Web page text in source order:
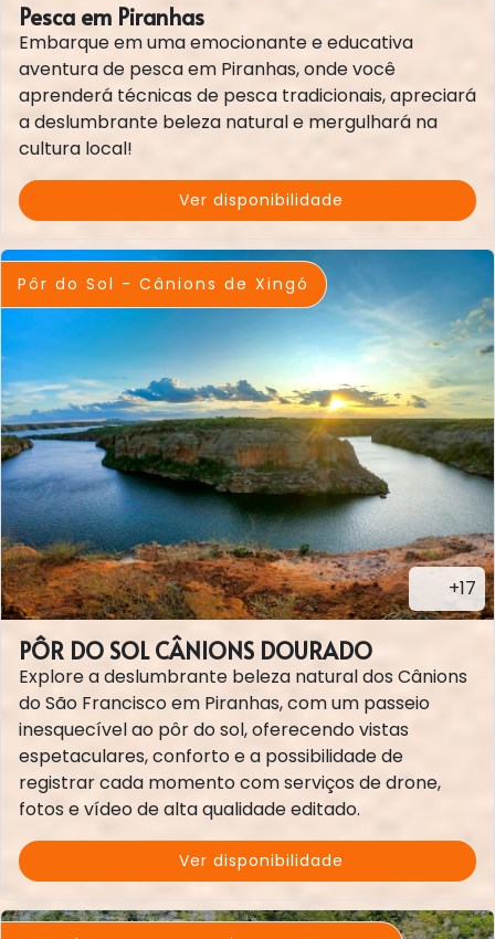
Pesca em Piranhas
Embarque em uma emocionante e educativa
aventura de pesca em Piranhas, onde você
aprenderá técnicas de pesca tradicionais, apreciará
a deslumbrante beleza natural e mergulhará na
cultura local!
Ver disponibilidade
Pôr do Sol - Cânions de Xingó
+17
PÔR DO SOL CÂNIONS DOURADO
Explore a deslumbrante beleza natural dos Cânions
do São Francisco em Piranhas, com um passeio
inesquecível ao pôr do sol, oferecendo vistas
espetaculares, conforto e a possibilidade de
registrar cada momento com serviços de drone,
fotos e vídeo de alta qualidade editado.
Ver disponibilidade